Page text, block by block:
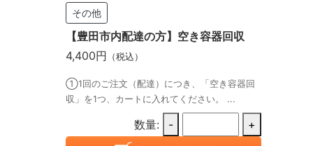
その他
【豊田市内配達の方】空き容器回収
4,400円
（税込）
①1回のご注文（配達）につき、「空き容器回
収」を1つ、カートに入れてください。 ...
数量: - +